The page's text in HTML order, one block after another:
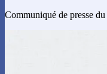
Communiqué de presse du